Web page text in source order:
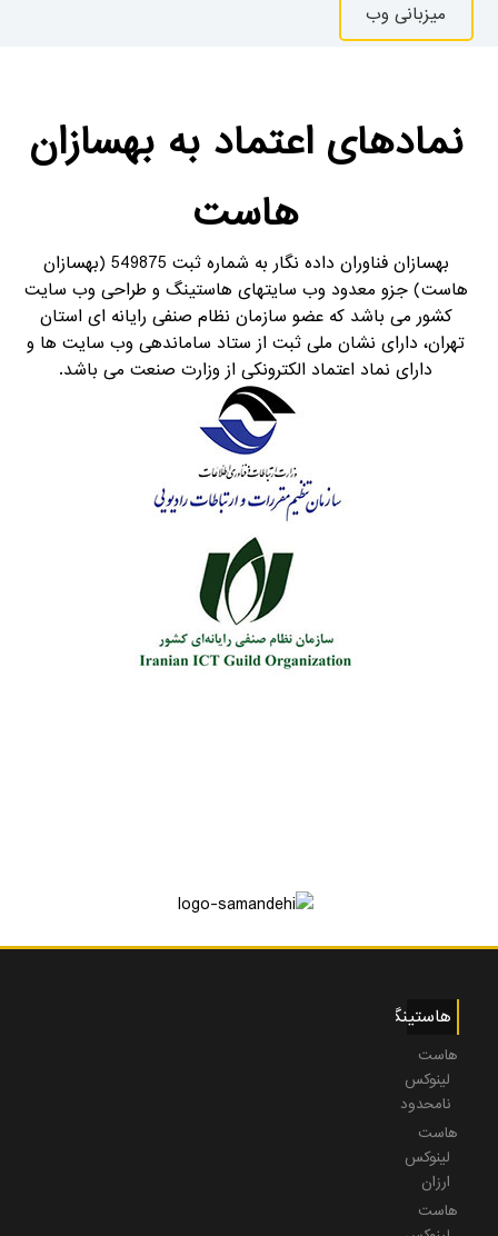
میزبانی وب
نمادهای اعتماد به بهسازان
هاست
بهسازان فناوران داده نگار به شماره ثبت 549875 (بهسازان
هاست) جزو معدود وب سایتهای هاستینگ و طراحی وب سایت
کشور می باشد که عضو سازمان نظام صنفی رایانه ای استان
تهران، دارای نشان ملی ثبت از ستاد ساماندهی وب سایت ها و
دارای نماد اعتماد الکترونکی از وزارت صنعت می باشد.
هاستینگ
هاست
لینوکس
نامحدود
هاست
لینوکس
ارزان
هاست